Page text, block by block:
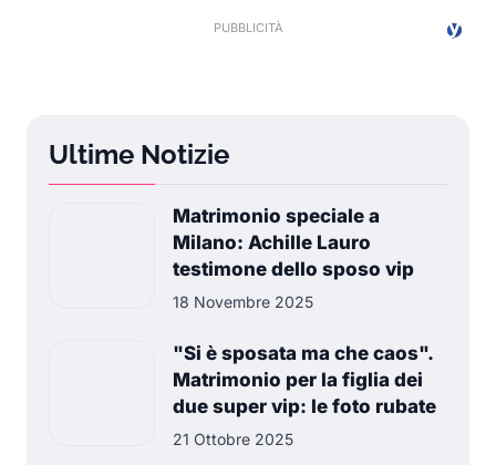
Ultime Notizie
Matrimonio speciale a
Milano: Achille Lauro
testimone dello sposo vip
18 Novembre 2025
"Si è sposata ma che caos".
Matrimonio per la figlia dei
due super vip: le foto rubate
21 Ottobre 2025